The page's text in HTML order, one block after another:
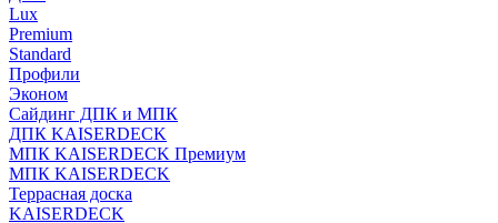
Lux
Premium
Standard
Профили
Эконом
Сайдинг ДПК и МПК
ДПК KAISERDECK
МПК KAISERDECK Премиум
МПК KAISERDECK
Террасная доска
KAISERDECK